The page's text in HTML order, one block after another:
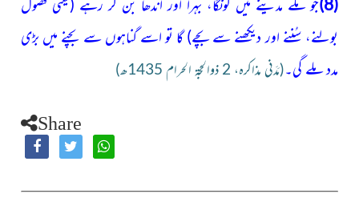
(8) جو مکّے مدینے میں گونگا، بہرا اور اندھا بن کر رہے (یعنی فضول
بولنے، سُننے اور دیکھنے سے بچے)گا تو اسے گناہوں سے بچنے میں بڑی
مدد ملے گی۔(مَدَنی مذاکرہ، 2 ذوالحجۃ الحرام 1435ھ)
Share